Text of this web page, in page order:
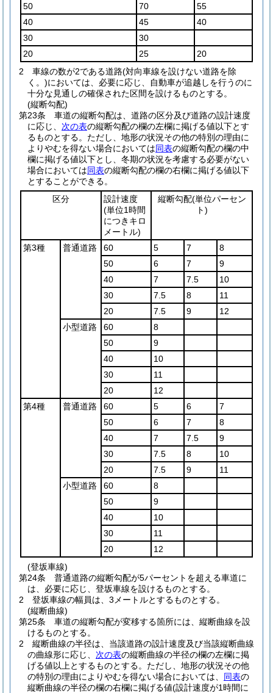
50
70
55
40
45
40
30
30
20
25
20
2
車線の数が2である道路(対向車線を設けない道路を除
く。)においては、必要に応じ、自動車が追越しを行うのに
十分な見通しの確保された区間を設けるものとする。
(縦断勾配)
第23条
車道の縦断勾配は、道路の区分及び道路の設計速度
に応じ、 次の表の縦断勾配の欄の左欄に掲げる値以下とす
るものとする。 ただし、地形の状況その他の特別の理由に
よりやむを得ない場合においては同表の縦断勾配の欄の中
欄に掲げる値以下とし、冬期の状況を考慮する必要がない
場合においては同表の縦断勾配の欄の右欄に掲げる値以下
とすることができる。
区分
設計速度
(単位1時間
につきキロ
メートル)
縦断勾配(単位パーセン
ト)
第3種 普通道路 60 5 7
8
50
6 7
9
40
7 7.5
10
30
7.5 8
11
20
7.5 9
12
小型道路
60
8
50
9
40
10
30
11
20
12
第4種
普通道路 60 5 6
7
50
6 7
8
40
7 7.5
9
30
7.5 8
10
20
7.5 9
11
小型道路
60
8
50
9
40
10
30
11
20
12
(登坂車線)
第24条
普通道路の縦断勾配が5パーセントを超える車道に
は、必要に応じ、登坂車線を設けるものとする。
2
登坂車線の幅員は、3メートルとするものとする。
(縦断曲線)
第25条
車道の縦断勾配が変移する箇所には、縦断曲線を設
けるものとする。
2
縦断曲線の半径は、当該道路の設計速度及び当該縦断曲線
の曲線形に応じ、 次の表の縦断曲線の半径の欄の左欄に掲
げる値以上とするものとする。 ただし、地形の状況その他
の特別の理由によりやむを得ない場合においては、 同表の
縦断曲線の半径の欄の右欄に掲げる値(設計速度が1時間に